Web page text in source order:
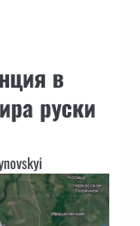
в
руски